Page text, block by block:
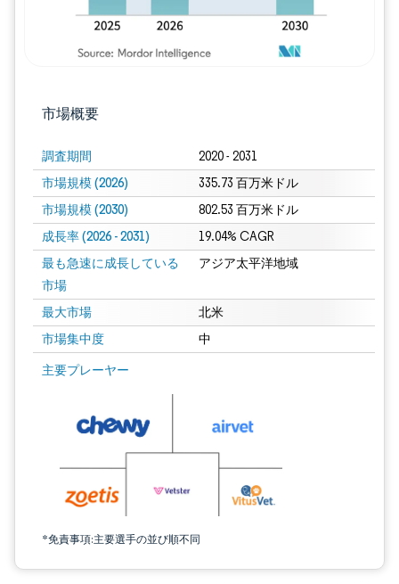
市場概要
調査期間 2020 - 2031
市場規模 (2026) 335.73 百万米ドル
市場規模 (2030) 802.53 百万米ドル
成長率 (2026 - 2031) 19.04% CAGR
最も急速に成長している
市場
アジア太平洋地域
最大市場 北米
市場集中度 中
主要プレーヤー
*免責事項:主要選手の並び順不同
画像 © Mordor Intelligence。再利用にはCC BY 4.0の表示が必要です。